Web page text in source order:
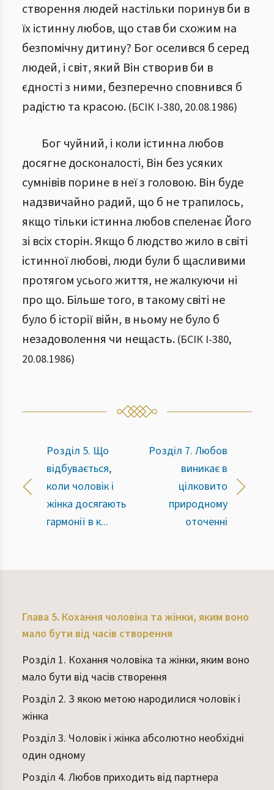
створення людей настільки поринув би в
їх істинну любов, що став би схожим на
безпомічну дитину? Бог оселився б серед
людей, і світ, який Він створив би в
єдності з ними, безперечно сповнився б
радістю та красою. (БСІК І-380, 20.08.1986)
Бог чуйний, і коли істинна любов
досягне досконалості, Він без усяких
сумнівів порине в неї з головою. Він буде
надзвичайно радий, що б не трапилось,
якщо тільки істинна любов спеленає Його
зі всіх сторін. Якщо б людство жило в світі
істинної любові, люди були б щасливими
протягом усього життя, не жалкуючи ні
про що. Більше того, в такому світі не
було б історії війн, в ньому не було б
незадоволення чи нещасть. (БСІК І-380,
20.08.1986)
Розділ 5. Що
відбувається,
коли чоловік і
жінка досягають
гармонії в к...
Розділ 7. Любов
виникає в
цілковито
природному
оточенні
Глава 5. Кохання чоловіка та жінки, яким воно
мало бути від часів створення
Розділ 1. Кохання чоловіка та жінки, яким воно
мало бути від часів створення
Розділ 2. З якою метою народилися чоловік і
жінка
Розділ 3. Чоловік і жінка абсолютно необхідні
один одному
Розділ 4. Любов приходить від партнера